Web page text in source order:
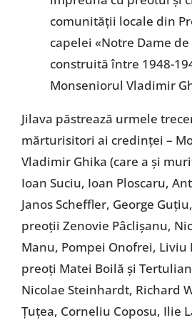
comunității locale din
capelei «Notre Dame
construită între 1948-
Monseniorul Vladimir
Jilava păstrează urmele
mărturisitori ai credinței –
Vladimir Ghika (care a și
Ioan Suciu, Ioan Ploscaru,
Janos Scheffler, George
preoții Zenovie Pâclișanu,
Manu, Pompei Onofrei,
preoți Matei Boilă și
Nicolae Steinhardt, Richard
Țuțea, Corneliu Coposu, Ilie